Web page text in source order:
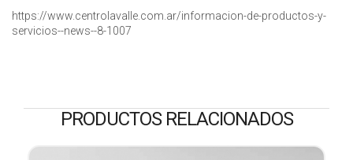
https://www.centrolavalle.com.ar/informacion-de-productos-y-
servicios--news--8-1007
PRODUCTOS RELACIONADOS